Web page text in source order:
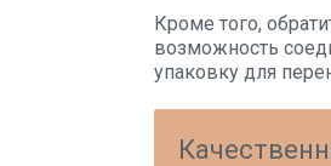
Кроме того,
возможность
упаковку для